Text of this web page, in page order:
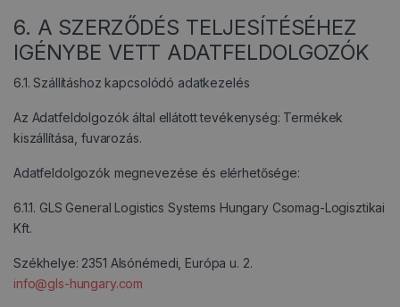
6. A SZERZŐDÉS TELJESÍTÉSÉHEZ
IGÉNYBE VETT ADATFELDOLGOZÓK
6.1. Szállításhoz kapcsolódó adatkezelés
Az Adatfeldolgozók által ellátott tevékenység: Termékek
kiszállítása, fuvarozás.
Adatfeldolgozók megnevezése és elérhetősége:
6.1.1. GLS General Logistics Systems Hungary Csomag-Logisztikai
Kft.
Székhelye: 2351 Alsónémedi, Európa u. 2.
info@gls-hungary.com